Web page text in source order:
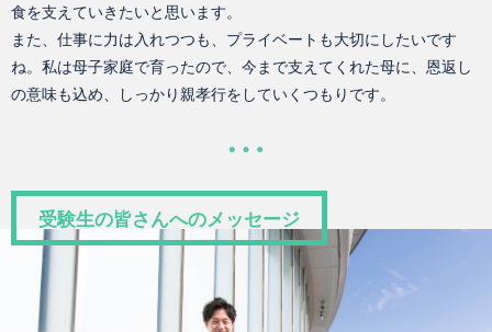
食を支えていきたいと思います。
また、仕事に力は入れつつも、プライベートも大切にしたいです
ね。私は母子家庭で育ったので、今まで支えてくれた母に、恩返し
の意味も込め、しっかり親孝行をしていくつもりです。
受験生の皆さんへのメッセージ